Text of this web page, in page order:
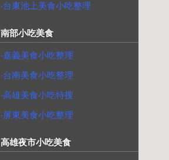
‧台東池上美食小吃整理
南部小吃美食
‧嘉義美食小吃整理
‧台南美食小吃整理
‧高雄美食小吃特搜
‧屏東美食小吃整理
高雄夜市小吃美食